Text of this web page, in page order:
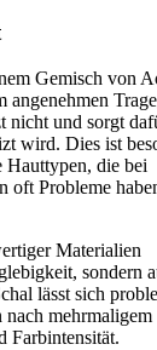
Gemisch von
angenehmen
nicht und sorgt
wird. Dies ist
die bei
oft Probleme
Materialien
sondern
lässt sich
nach mehrmaligem
Farbintensität.